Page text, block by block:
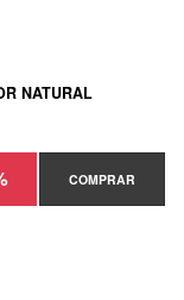
NATURAL
COMPRAR